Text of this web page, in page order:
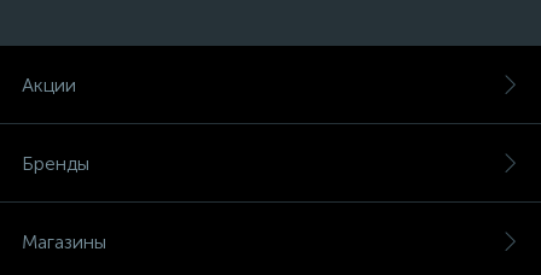
Акции
Бренды
Магазины